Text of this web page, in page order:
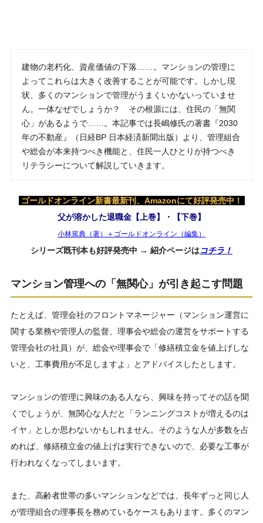
建物の老朽化、資産価値の下落……。マンションの管理に
よってこれらは大きく改善することが可能です。しかし現
状、多くのマンションで管理がうまくいかないっていませ
ん。一体なぜでしょうか？ その根源には、住民の「無関
心」があるようで……。本記事では長嶋修氏の著書『2030
年の不動産』（日経BP 日本経済新聞出版）より、管理組合
や総会が本来持つべき機能と、住民一人ひとりが持つべき
リテラシーについて解説していきます。
ゴールドオンライン新書最新刊、Amazonにて好評発売中！
父が溶かした退職金【上巻】・【下巻】
小林篤典（著）＋ゴールドオンライン（編集）
シリーズ既刊本も好評発売中 → 紹介ページはコチラ！
マンション管理への「無関心」が引き起こす問題
たとえば、管理会社のフロントマネージャー（マンション運営に
関する業務や管理人の監督、理事会や総会の運営をサポートする
管理会社の社員）が、総会や理事会で「修繕積立金を値上げしな
いと、工事費用が不足しますよ」とアドバイスしたとします。
マンションの管理に興味のある人なら、興味を持ってその話を聞
くでしょうが、無関心な人だと「ランニングコストが増えるのは
イヤ」としか思わないかもしれません。そのような人が多数を占
めれば、修繕積立金の値上げは実行できないので、必要な工事が
行われなくなってしまいます。
また、高齢者世帯の多いマンションなどでは、長年ずっと同じ人
が管理組合の理事長を務めているケースもあります。多くのマン